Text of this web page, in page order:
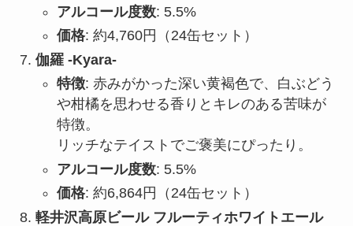
アルコール度数: 5.5%
価格: 約4,760円（24缶セット）
伽羅 -Kyara-
特徴: 赤みがかった深い黄褐色で、白ぶどう
や柑橘を思わせる香りとキレのある苦味が
特徴。
リッチなテイストでご褒美にぴったり。
アルコール度数: 5.5%
価格: 約6,864円（24缶セット）
軽井沢高原ビール フルーティホワイトエール